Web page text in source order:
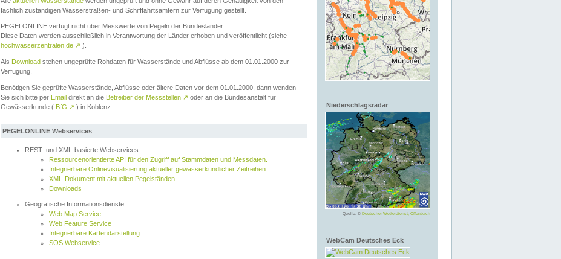
Niederschlagsradar
Quelle: © Deutscher Wetterdienst, Offenbach
WebCam Deutsches Eck
fachlich zuständigen Wasserstraßen- und Schifffahrtsämtern zur Verfügung gestellt.
PEGELONLINE verfügt nicht über Messwerte von Pegeln der Bundesländer.
Diese Daten werden ausschließlich in Verantwortung der Länder erhoben und veröffentlicht (siehe
hochwasserzentralen.de ↗ ).
Als Download stehen ungeprüfte Rohdaten für Wasserstände und Abflüsse ab dem 01.01.2000 zur
Verfügung.
Benötigen Sie geprüfte Wasserstände, Abflüsse oder ältere Daten vor dem 01.01.2000, dann wenden
Sie sich bitte per Email direkt an die Betreiber der Messstellen ↗ oder an die Bundesanstalt für
Gewässerkunde ( BfG ↗ ) in Koblenz.
PEGELONLINE Webservices
REST- und XML-basierte Webservices
Ressourcenorientierte API für den Zugriff auf Stammdaten und Messdaten.
Integrierbare Onlinevisualisierung aktueller gewässerkundlicher Zeitreihen
XML-Dokument mit aktuellen Pegelständen
Downloads
Geografische Informationsdienste
Web Map Service
Web Feature Service
Integrierbare Kartendarstellung
SOS Webservice